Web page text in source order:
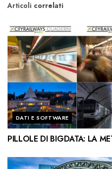
Articoli correlati
DATI E SOFTWARE
PILLOLE DI BIGDATA: LA